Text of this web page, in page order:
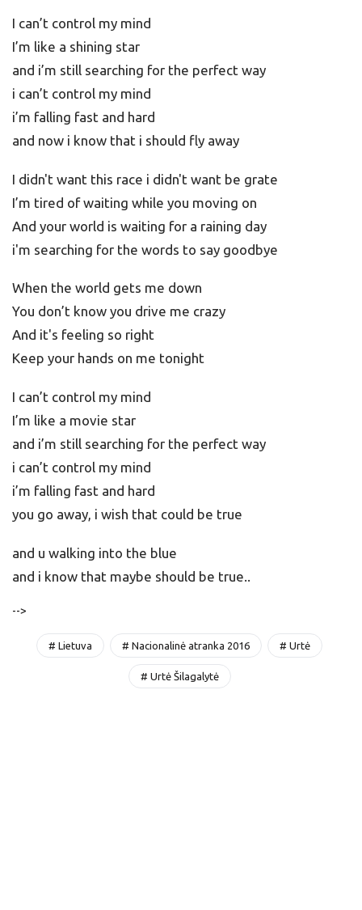
I can’t control my mind
I’m like a shining star
and i’m still searching for the perfect way
i can’t control my mind
i’m falling fast and hard
and now i know that i should fly away
I didn't want this race i didn't want be grate
I’m tired of waiting while you moving on
And your world is waiting for a raining day
i'm searching for the words to say goodbye
When the world gets me down
You don’t know you drive me crazy
And it's feeling so right
Keep your hands on me tonight
I can’t control my mind
I’m like a movie star
and i’m still searching for the perfect way
i can’t control my mind
i’m falling fast and hard
you go away, i wish that could be true
and u walking into the blue
and i know that maybe should be true..
-->
# Lietuva # Nacionalinė atranka 2016 # Urtė
# Urtė Šilagalytė